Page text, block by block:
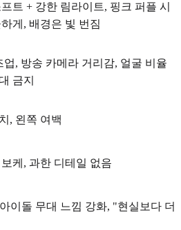
트 + 강한 림라이트, 핑크 퍼플 시
게, 배경은 빛 번짐
업, 방송 카메라 거리감, 얼굴 비율
금지
, 왼쪽 여백
케, 과한 디테일 없음
이돌 무대 느낌 강화, "현실보다 더